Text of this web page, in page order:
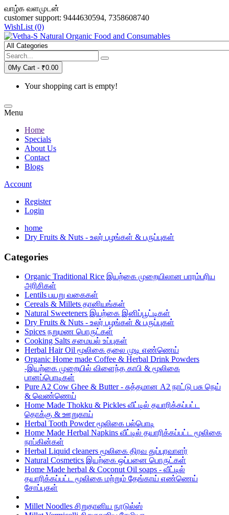
வாழ்க வளமுடன்
customer support: 9444630594, 7358608740
WishList (0)
0My Cart - ₹0.00
Your shopping cart is empty!
Menu
Home
Specials
About Us
Contact
Blogs
Account
Register
Login
home
Dry Fruits & Nuts - உலர் பழங்கள் & பருப்புகள்
Categories
Organic Traditional Rice இயற்கை முறையிலான பாரம்பரிய
அரிசிகள்
Lentils பயறு வகைகள்
Cereals & Millets தானியங்கள்
Natural Sweeteners இயற்கை இனிப்பூட்டிகள்
Dry Fruits & Nuts - உலர் பழங்கள் & பருப்புகள்
Spices நறுமண பொருட்கள்
Cooking Salts சமையல் உப்புகள்
Herbal Hair Oil மூலிகை தலை முடி எண்ணெய்
Organic Home made Coffee & Herbal Drink Powders
-இயற்கை முறையில் விளைந்த காபி & மூலிகை
பானப்பொடிகள்
Pure A2 Cow Ghee & Butter - சுத்தமான A2 நாட்டு பசு நெய்
& வெண்ணெய்
Home Made Thokku & Pickles வீட்டில் தயாரிக்கப்பட்ட
தொக்கு & ஊறுகாய்
Herbal Tooth Powder மூலிகை பல்பொடி
Home Made Herbal Napkins வீட்டில் தயாரிக்கப்பட்ட மூலிகை
நாப்கின்கள்
Herbal Liquid cleaners மூலிகை திரவ துப்புரவாளர்
Natural Cosmetics இயற்கை ஒப்பனை பொருட்கள்
Home Made herbal & Coconut Oil soaps - வீட்டில்
தயாரிக்கப்பட்ட மூலிகை மற்றும் தேங்காய் எண்ணெய்
சோப்புகள்
Millet Noodles சிறுதானிய நூடுல்ஸ்